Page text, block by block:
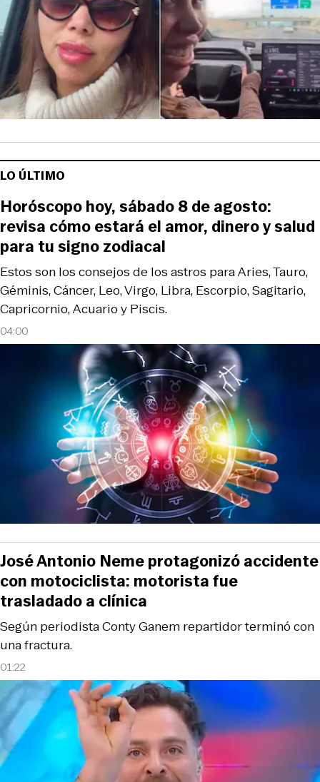
LO ÚLTIMO
04:00
Estos son los consejos de los astros para Aries, Tauro,
Géminis, Cáncer, Leo, Virgo, Libra, Escorpio, Sagitario,
Capricornio, Acuario y Piscis.
Horóscopo hoy, sábado 8 de agosto:
revisa cómo estará el amor, dinero y salud
para tu signo zodiacal
01:22
Según periodista Conty Ganem repartidor terminó con
una fractura.
José Antonio Neme protagonizó accidente
con motociclista: motorista fue
trasladado a clínica